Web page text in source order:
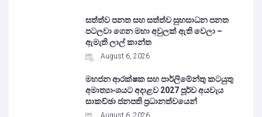
සත්ත්ව පනත සහ සත්ත්ව සුභසාධන පනත
පටලවා ගෙන මහා අවුලක් ඇති වෙලා –
ඇමැති ලාල් කාන්ත
August 6, 2026
මහජන ආරක්ෂක සහ පාර්ලිමේන්තු කටයුතු
අමාත්‍යාංශයට අදාළව 2027 පූර්ව අයවැය
සාකච්ඡා ජනපති ප්‍රධානත්වයෙන්
August 6, 2026